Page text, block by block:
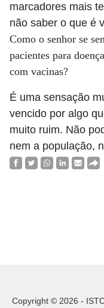
marcadores mais
não saber o que é
Como o senhor se
pacientes para
com vacinas?
É uma sensação
vencido por algo
muito ruim. Não
nem a população,
Copyright © 2026 -